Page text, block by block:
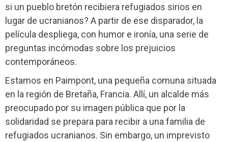
si un pueblo bretón recibiera refugiados sirios en
lugar de ucranianos? A partir de ese disparador, la
película despliega, con humor e ironía, una serie de
preguntas incómodas sobre los prejuicios
contemporáneos.
Estamos en Paimpont, una pequeña comuna situada
en la región de Bretaña, Francia. Allí, un alcalde más
preocupado por su imagen pública que por la
solidaridad se prepara para recibir a una familia de
refugiados ucranianos. Sin embargo, un imprevisto